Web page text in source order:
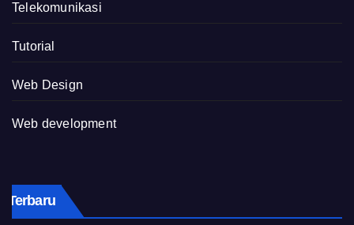
Telekomunikasi
Tutorial
Web Design
Web development
Terbaru